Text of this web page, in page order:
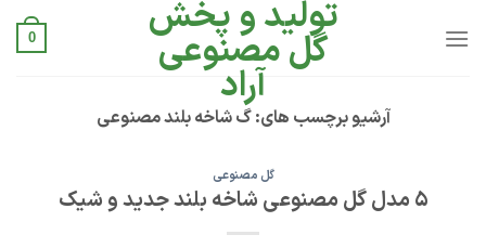
تولید و پخش
گل مصنوعی
آراد
0
آرشیو برچسب های:گ شاخه بلند مصنوعی
گل مصنوعی
۵ مدل گل مصنوعی شاخه بلند جدید و شیک